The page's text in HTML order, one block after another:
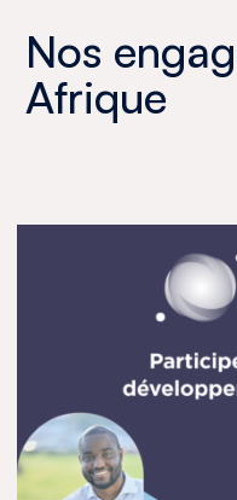
Nos
Afrique